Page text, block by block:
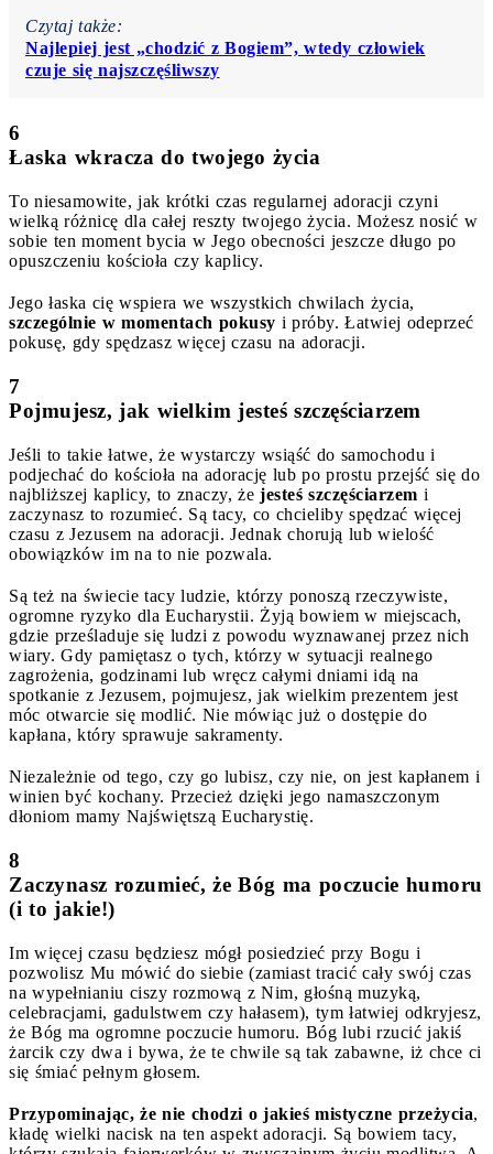
Czytaj także:
Najlepiej jest „chodzić z Bogiem”, wtedy człowiek
czuje się najszczęśliwszy
6
Łaska wkracza do twojego życia
To niesamowite, jak krótki czas regularnej adoracji czyni
wielką różnicę dla całej reszty twojego życia. Możesz nosić w
sobie ten moment bycia w Jego obecności jeszcze długo po
opuszczeniu kościoła czy kaplicy.
Jego łaska cię wspiera we wszystkich chwilach życia,
szczególnie w momentach pokusy i próby. Łatwiej odeprzeć
pokusę, gdy spędzasz więcej czasu na adoracji.
7
Pojmujesz, jak wielkim jesteś szczęściarzem
Jeśli to takie łatwe, że wystarczy wsiąść do samochodu i
podjechać do kościoła na adorację lub po prostu przejść się do
najbliższej kaplicy, to znaczy, że jesteś szczęściarzem i
zaczynasz to rozumieć. Są tacy, co chcieliby spędzać więcej
czasu z Jezusem na adoracji. Jednak chorują lub wielość
obowiązków im na to nie pozwala.
Są też na świecie tacy ludzie, którzy ponoszą rzeczywiste,
ogromne ryzyko dla Eucharystii. Żyją bowiem w miejscach,
gdzie prześladuje się ludzi z powodu wyznawanej przez nich
wiary. Gdy pamiętasz o tych, którzy w sytuacji realnego
zagrożenia, godzinami lub wręcz całymi dniami idą na
spotkanie z Jezusem, pojmujesz, jak wielkim prezentem jest
móc otwarcie się modlić. Nie mówiąc już o dostępie do
kapłana, który sprawuje sakramenty.
Niezależnie od tego, czy go lubisz, czy nie, on jest kapłanem i
winien być kochany. Przecież dzięki jego namaszczonym
dłoniom mamy Najświętszą Eucharystię.
8
Zaczynasz rozumieć, że Bóg ma poczucie humoru
(i to jakie!)
Im więcej czasu będziesz mógł posiedzieć przy Bogu i
pozwolisz Mu mówić do siebie (zamiast tracić cały swój czas
na wypełnianiu ciszy rozmową z Nim, głośną muzyką,
celebracjami, gadulstwem czy hałasem), tym łatwiej odkryjesz,
że Bóg ma ogromne poczucie humoru. Bóg lubi rzucić jakiś
żarcik czy dwa i bywa, że te chwile są tak zabawne, iż chce ci
się śmiać pełnym głosem.
Przypominając, że nie chodzi o jakieś mistyczne przeżycia,
kładę wielki nacisk na ten aspekt adoracji. Są bowiem tacy,